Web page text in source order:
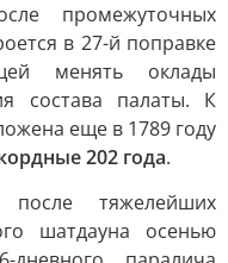
промежуточных
в 27-й поправке
менять оклады
состава палаты. К
еще в 1789 году
202 года.
тяжелейших
шатдауна осенью